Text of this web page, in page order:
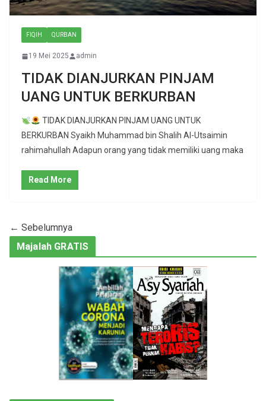
FIQIH QURBAN
19 Mei 2025 admin
TIDAK DIANJURKAN PINJAM
UANG UNTUK BERKURBAN
TIDAK DIANJURKAN PINJAM UANG UNTUK
BERKURBAN Syaikh Muhammad bin Shalih Al-Utsaimin
rahimahullah Adapun orang yang tidak memiliki uang maka
Read More
← Sebelumnya
Majalah GRATIS